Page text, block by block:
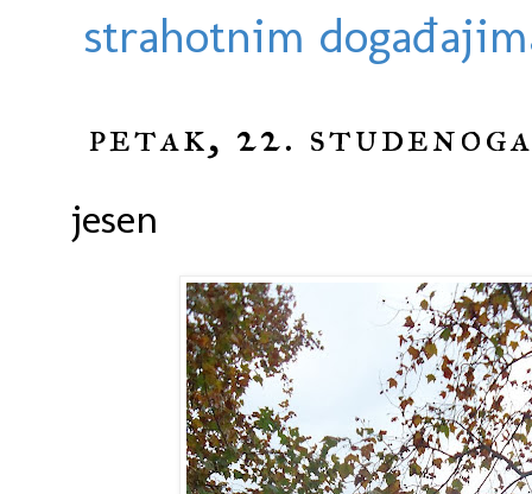
strahotnim
petak, 22.
jesen